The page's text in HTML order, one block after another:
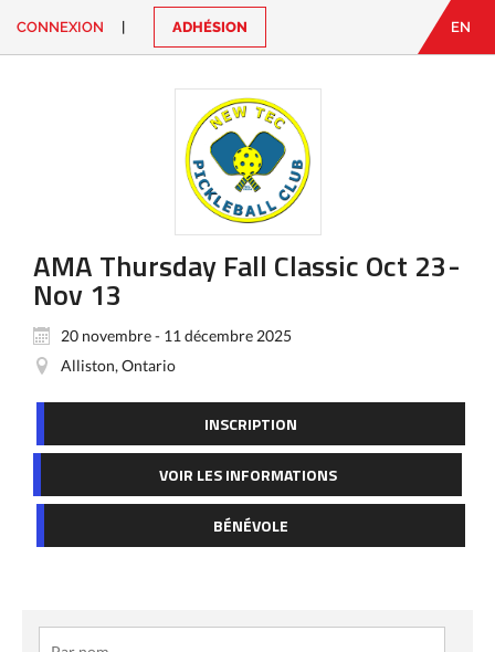
CONNEXION ADHÉSION EN
AMA Thursday Fall Classic Oct 23-
Nov 13
20 novembre - 11 décembre 2025
Alliston, Ontario
INSCRIPTION
VOIR LES INFORMATIONS
BÉNÉVOLE